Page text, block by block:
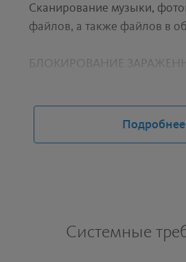
Сканирование музыки,
файлов, а также файлов в
БЛОКИРОВАНИЕ
млн.
БЛОКИРОВАНИЕ
СКАНИРОВАНИЕ USB-
Подробнее
Системные